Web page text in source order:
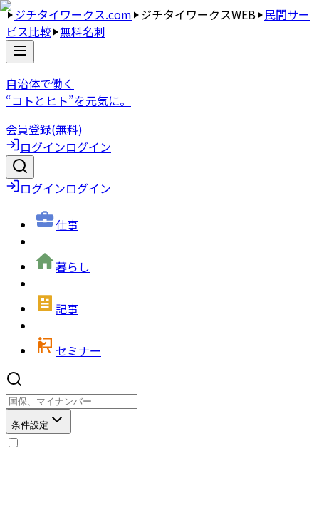
ジチタイワークス.com ジチタイワークスWEB 民間サー
ビス比較 無料名刺
自治体で働く
“コトとヒト”を元気に。
会員登録(無料)
ログインログイン
ログインログイン
仕事
暮らし
記事
セミナー
条件設定